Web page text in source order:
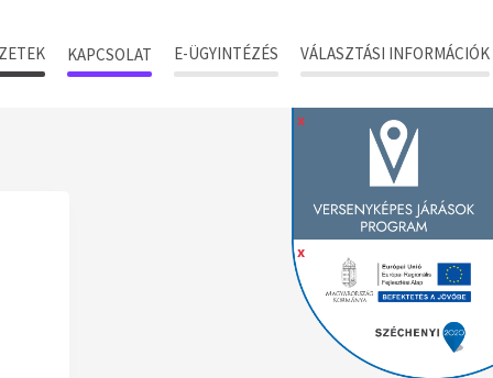
KAPCSOLAT E-ÜGYINTÉZÉS VÁLASZTÁSI INFORMÁCIÓK
x
x